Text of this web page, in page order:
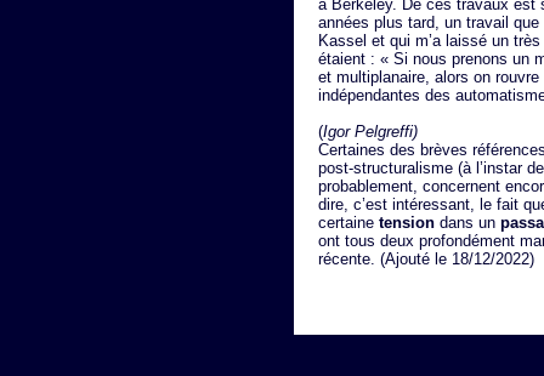
à Berkeley. De ces travaux est
années plus tard, un travail
Kassel et qui m’a laissé un
étaient : « Si nous prenons un
et multiplanaire, alors on
indépendantes des
(Igor Pelgreffi)
Certaines des brèves
post-structuralisme (à l’instar
probablement, concernent
dire, c’est intéressant, le fait
certaine tension dans un
ont tous deux profondément
récente. (Ajouté le 18/12/2022)